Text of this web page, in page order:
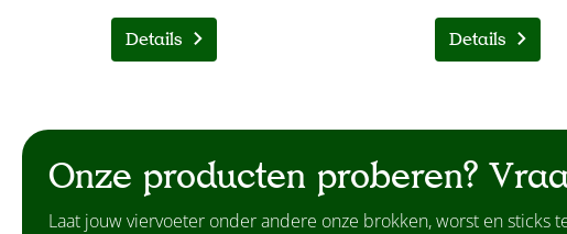
Details Details
Onze producten proberen?
Laat jouw viervoeter onder andere onze brokken, worst en sticks